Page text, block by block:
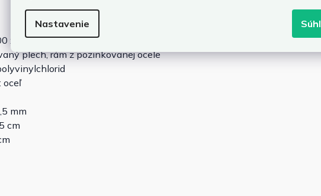
Nastavenie
x 63/51 cm
plech, rám z pozinkovanej ocele
oceľ
mm
cm